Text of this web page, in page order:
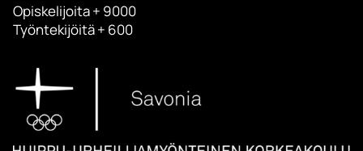
Opiskelijoita + 9000
Työntekijöitä + 600